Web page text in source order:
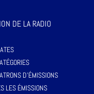
DE LA RADIO
D’ÉMISSIONS
LES ÉMISSIONS